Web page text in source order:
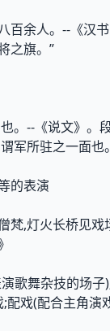
百余人。--《汉书
之旗。”
。--《说文》。
军所驻之一面也
的表演
梵,灯火长桥见戏
歌舞杂技的场子
配戏(配合主角演